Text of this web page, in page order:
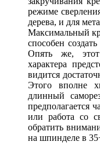
режиме
дерева, и для
Максимальный
способен
Опять же, этот
характера
видится
Этого вполне
длинный
предполагается
или работа со
обратить
на шпинделе в